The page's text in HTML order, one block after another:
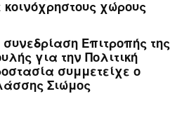
κοινόχρηστους χώρους
συνεδρίαση Επιτροπής της
για την Πολιτική
συμμετείχε ο
Σιώμος